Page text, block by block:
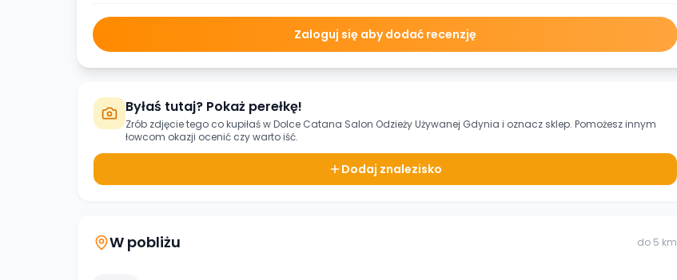
Zaloguj się aby dodać recenzję
Byłaś tutaj? Pokaż perełkę!
Zrób zdjęcie tego co kupiłaś wDolce Catana Salon Odzieży Używanej Gdynia i oznacz sklep. Pomożesz innym
łowcom okazji ocenić czy warto iść.
Dodaj znalezisko
W pobliżu do 5 km